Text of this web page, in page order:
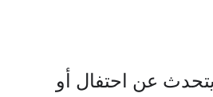
يتحدث عن احتفال أو